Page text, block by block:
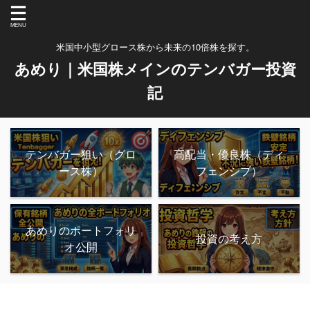
米国中小型グロース株から未来の10倍株を探す。
あめり｜米国株メインのテンバガー投資
記
テンバガー狙い（グロ
ース株）
高配当・優良株（ディ
フェンシブ）
あめりのポートフォリ
オ公開
投資の考え方